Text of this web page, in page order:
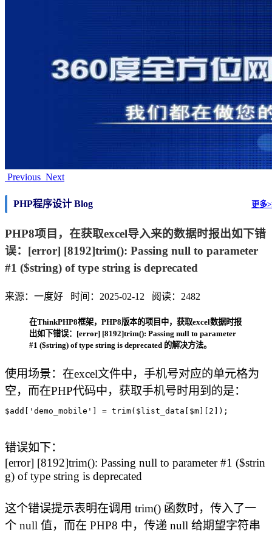
Previous Next
更多
PHP程序设计 Blog
PHP8项目，在获取excel导入来的数据时报出如下错
误：[error] [8192]trim(): Passing null to parameter
#1 ($string) of type string is deprecated
来源：一度好 时间：2025-02-12 阅读：2482
在ThinkPHP8框架，PHP8版本的项目中，获取excel数据时报
出如下错误：[error] [8192]trim(): Passing null to parameter
#1 ($string) of type string is deprecated 的解决方法。
使用场景：在excel文件中，手机号对应的单元格为
空，而在PHP代码中，获取手机号时用到的是：
$add['demo_mobile'] = trim($list_data[$m][2]);
错误如下：
[error] [8192]trim(): Passing null to parameter #1 ($strin
g) of type string is deprecated
这个错误提示表明在调用 trim() 函数时，传入了一
个 null 值，而在 PHP8 中，传递 null 给期望字符串